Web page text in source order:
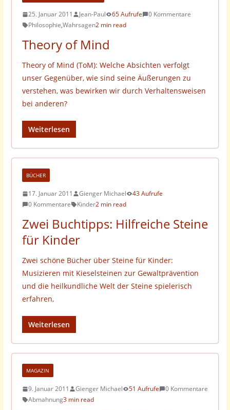
25. Januar 2011 Jean-Paul 65 Aufrufe
0 Kommentare
Philosophie,Wahrsagen2 min read
Theory of Mind
Theory of Mind (ToM): Welche Absichten verfolgt
unser Gegenüber, wie sind seine Äußerungen zu
verstehen, was bewirken wir durch Verhaltensweisen
bei anderen?
Weiterlesen
BÜCHER
17. Januar 2011 Gienger Michael
43 Aufrufe
0 Kommentare
Kinder2 min read
Zwei Buchtipps: Hilfreiche Steine
für Kinder
Zwei schöne Bücher über Steine für Kinder:
Musizieren mit Kieselsteinen zur Gewaltprävention
und die heilkundliche Welt der Steine spielerisch
erfahren,
Weiterlesen
MAGAZIN
9. Januar 2011 Gienger Michael 51 Aufrufe
0 Kommentare
Abmahnung3 min read